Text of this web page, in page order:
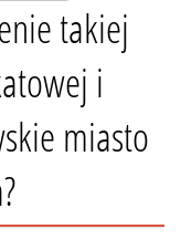
takiej
i
miasto
?